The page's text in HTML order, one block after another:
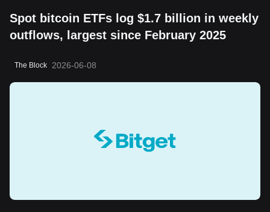
Spot bitcoin ETFs log $1.7 billion in weekly
outflows, largest since February 2025
The Block 2026-06-08